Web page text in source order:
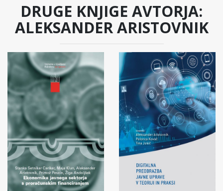
DRUGE KNJIGE AVTORJA:
ALEKSANDER ARISTOVNIK